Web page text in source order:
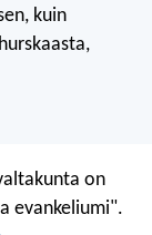
kuin
on
evankeliumi".